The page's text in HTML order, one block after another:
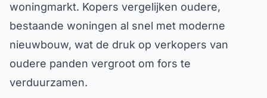
woningmarkt. Kopers vergelijken oudere,
bestaande woningen al snel met moderne
nieuwbouw, wat de druk op verkopers van
oudere panden vergroot om fors te
verduurzamen.